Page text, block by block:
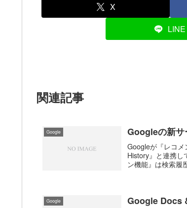
X
LINE
関連記事
Google Googleの新サ
Googleが『レコ
History』と連携し
ン機能』は検索履
Google Google Docs